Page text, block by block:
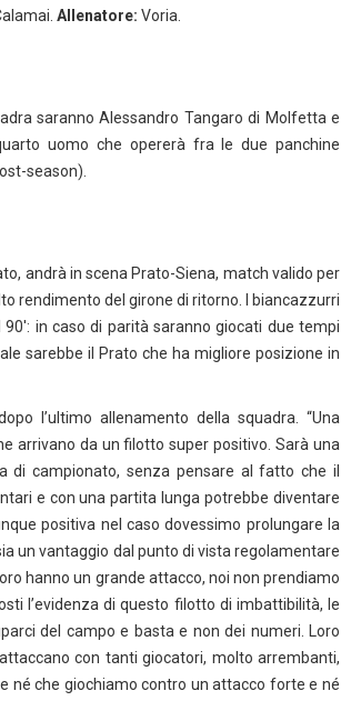
Allenatore: Voria.
saranno Alessandro Tangaro di Molfetta e
uomo che opererà fra le due panchine
season).
andrà in scena Prato-Siena, match valido per
rendimento del girone di ritorno. I biancazzurri
in caso di parità saranno giocati due tempi
sarebbe il Prato che ha migliore posizione in
l’ultimo allenamento della squadra. “Una
arrivano da un filotto super positivo. Sarà una
di campionato, senza pensare al fatto che il
e con una partita lunga potrebbe diventare
positiva nel caso dovessimo prolungare la
un vantaggio dal punto di vista regolamentare
hanno un grande attacco, noi non prendiamo
l’evidenza di questo filotto di imbattibilità, le
del campo e basta e non dei numeri. Loro
con tanti giocatori, molto arrembanti,
né che giochiamo contro un attacco forte e né